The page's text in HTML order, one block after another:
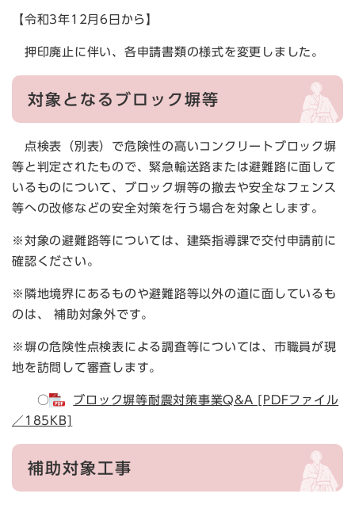
【令和3年12月6日から】
押印廃止に伴い、各申請書類の様式を変更しました。
対象となるブロック塀等
点検表（別表）で危険性の高いコンクリートブロック塀
等と判定されたもので、緊急輸送路または避難路に面して
いるものについて、ブロック塀等の撤去や安全なフェンス
等への改修などの安全対策を行う場合を対象とします。
※対象の避難路等については、建築指導課で交付申請前に
確認ください。
※隣地境界にあるものや避難路等以外の道に面しているも
のは、 補助対象外です。
※塀の危険性点検表による調査等については、市職員が現
地を訪問して審査します。
○
ブロック塀等耐震対策事業Q&A [PDFファイル
／185KB]
補助対象工事